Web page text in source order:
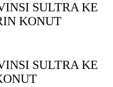
SULTRA KE
KONUT
SULTRA KE